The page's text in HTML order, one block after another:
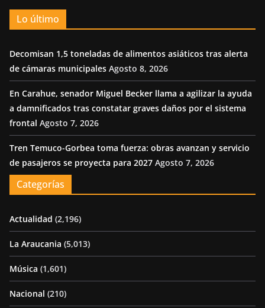
Lo último
Decomisan 1,5 toneladas de alimentos asiáticos tras alerta
de cámaras municipales Agosto 8, 2026
En Carahue, senador Miguel Becker llama a agilizar la ayuda
a damnificados tras constatar graves daños por el sistema
frontal Agosto 7, 2026
Tren Temuco-Gorbea toma fuerza: obras avanzan y servicio
de pasajeros se proyecta para 2027 Agosto 7, 2026
Categorías
Actualidad (2,196)
La Araucania (5,013)
Música (1,601)
Nacional (210)